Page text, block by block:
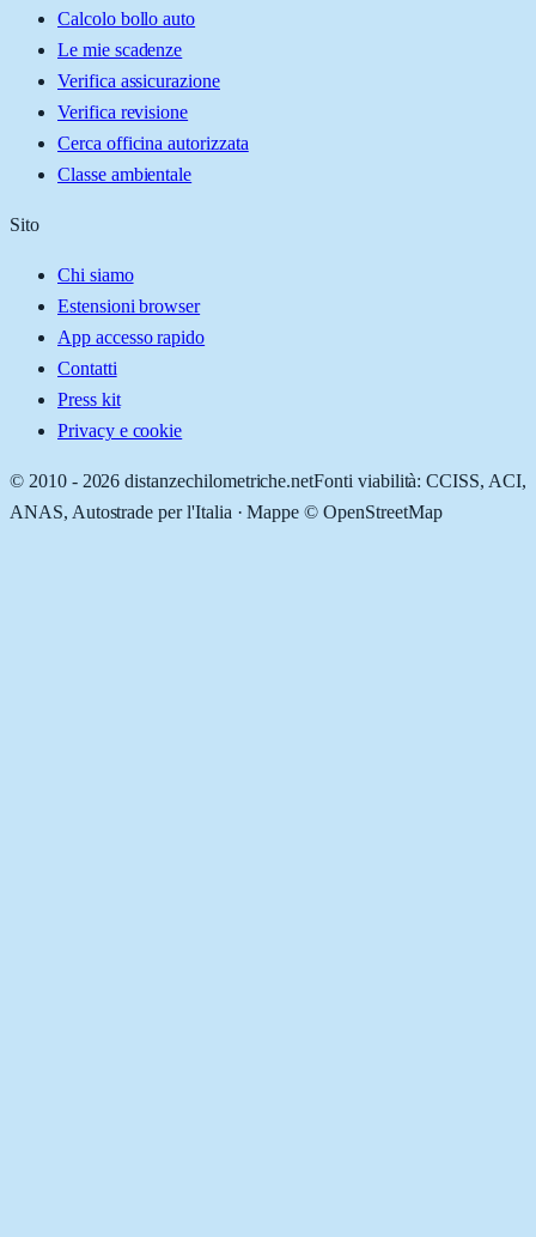
Calcolo bollo auto
Le mie scadenze
Verifica assicurazione
Verifica revisione
Cerca officina autorizzata
Classe ambientale
Sito
Chi siamo
Estensioni browser
App accesso rapido
Contatti
Press kit
Privacy e cookie
© 2010 - 2026 distanzechilometriche.netFonti viabilità: CCISS, ACI,
ANAS, Autostrade per l'Italia · Mappe © OpenStreetMap